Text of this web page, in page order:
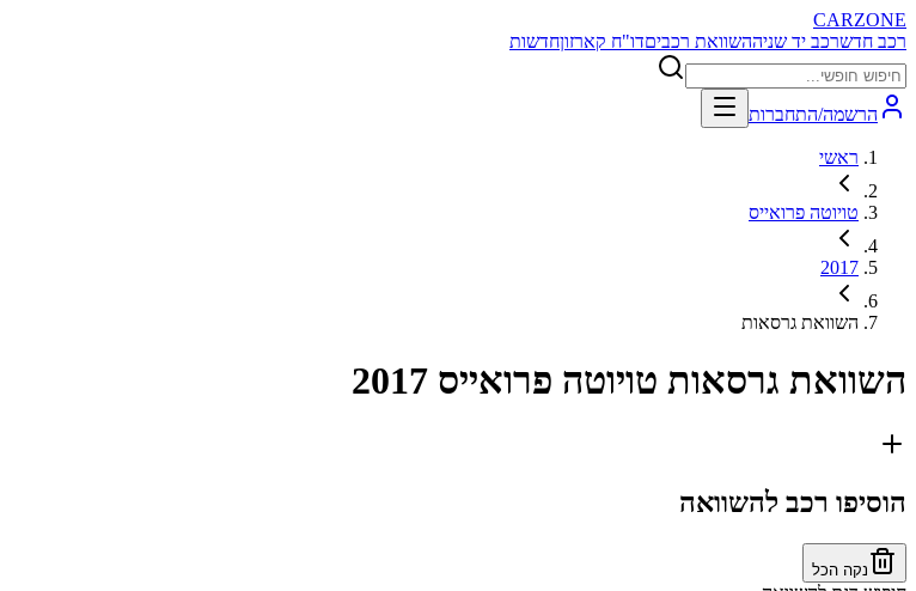
CARZONE
רכב חדשרכב יד שניההשוואת רכביםדו"ח קארזוןחדשות
הרשמה/התחברות
ראשי
טויוטה פרואייס
2017
השוואת גרסאות
השוואת גרסאות טויוטה פרואייס 2017
הוסיפו רכב להשוואה
נקה הכל